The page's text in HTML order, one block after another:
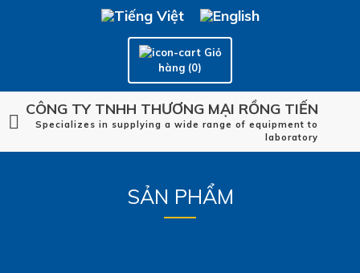
Giỏ
hàng (0)
CÔNG TY TNHH THƯƠNG MẠI RỒNG TIẾN
Specializes in supplying a wide range of equipment to
laboratory
SẢN PHẨM